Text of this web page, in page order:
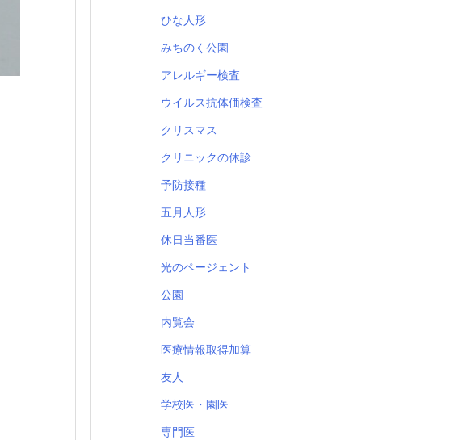
ひな人形
みちのく公園
アレルギー検査
ウイルス抗体価検査
クリスマス
クリニックの休診
予防接種
五月人形
休日当番医
光のページェント
公園
内覧会
医療情報取得加算
友人
学校医・園医
専門医